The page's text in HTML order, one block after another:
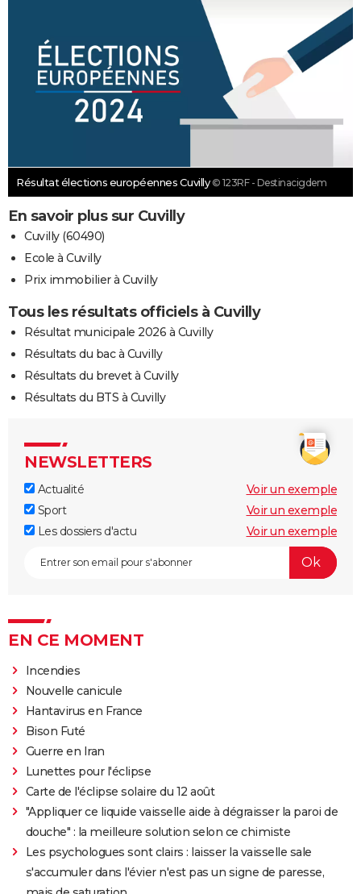
Résultat élections européennes Cuvilly © 123RF - Destinacigdem
En savoir plus sur Cuvilly
Cuvilly (60490)
Ecole à Cuvilly
Prix immobilier à Cuvilly
Tous les résultats officiels à Cuvilly
Résultat municipale 2026 à Cuvilly
Résultats du bac à Cuvilly
Résultats du brevet à Cuvilly
Résultats du BTS à Cuvilly
NEWSLETTERS
Actualité
Voir un exemple
Sport
Voir un exemple
Les dossiers d'actu
Voir un exemple
EN CE MOMENT
Incendies
Nouvelle canicule
Hantavirus en France
Bison Futé
Guerre en Iran
Lunettes pour l'éclipse
Carte de l'éclipse solaire du 12 août
"Appliquer ce liquide vaisselle aide à dégraisser la paroi de
douche" : la meilleure solution selon ce chimiste
Les psychologues sont clairs : laisser la vaisselle sale
s'accumuler dans l'évier n'est pas un signe de paresse,